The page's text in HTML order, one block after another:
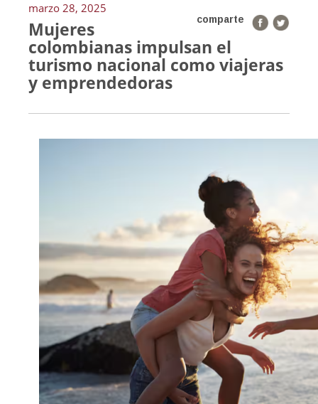
marzo 28, 2025
comparte
Mujeres
colombianas impulsan el
turismo nacional como viajeras
y emprendedoras